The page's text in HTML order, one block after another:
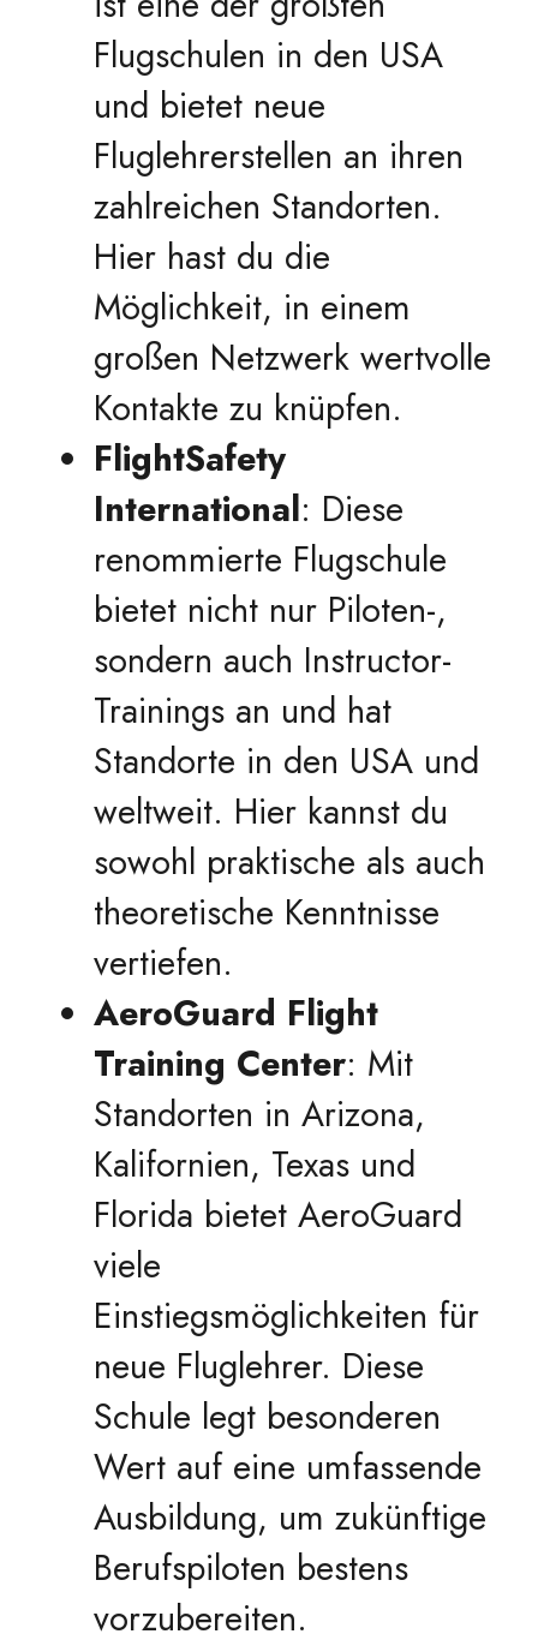
Flugschulen in den USA
und bietet neue
Fluglehrerstellen an ihren
zahlreichen Standorten.
Hier hast du die
Möglichkeit, in einem
großen Netzwerk wertvolle
Kontakte zu knüpfen.
FlightSafety
International: Diese
renommierte Flugschule
bietet nicht nur Piloten-,
sondern auch Instructor-
Trainings an und hat
Standorte in den USA und
weltweit. Hier kannst du
sowohl praktische als auch
theoretische Kenntnisse
vertiefen.
AeroGuard Flight
Training Center: Mit
Standorten in Arizona,
Kalifornien, Texas und
Florida bietet AeroGuard
viele
Einstiegsmöglichkeiten für
neue Fluglehrer. Diese
Schule legt besonderen
Wert auf eine umfassende
Ausbildung, um zukünftige
Berufspiloten bestens
vorzubereiten.